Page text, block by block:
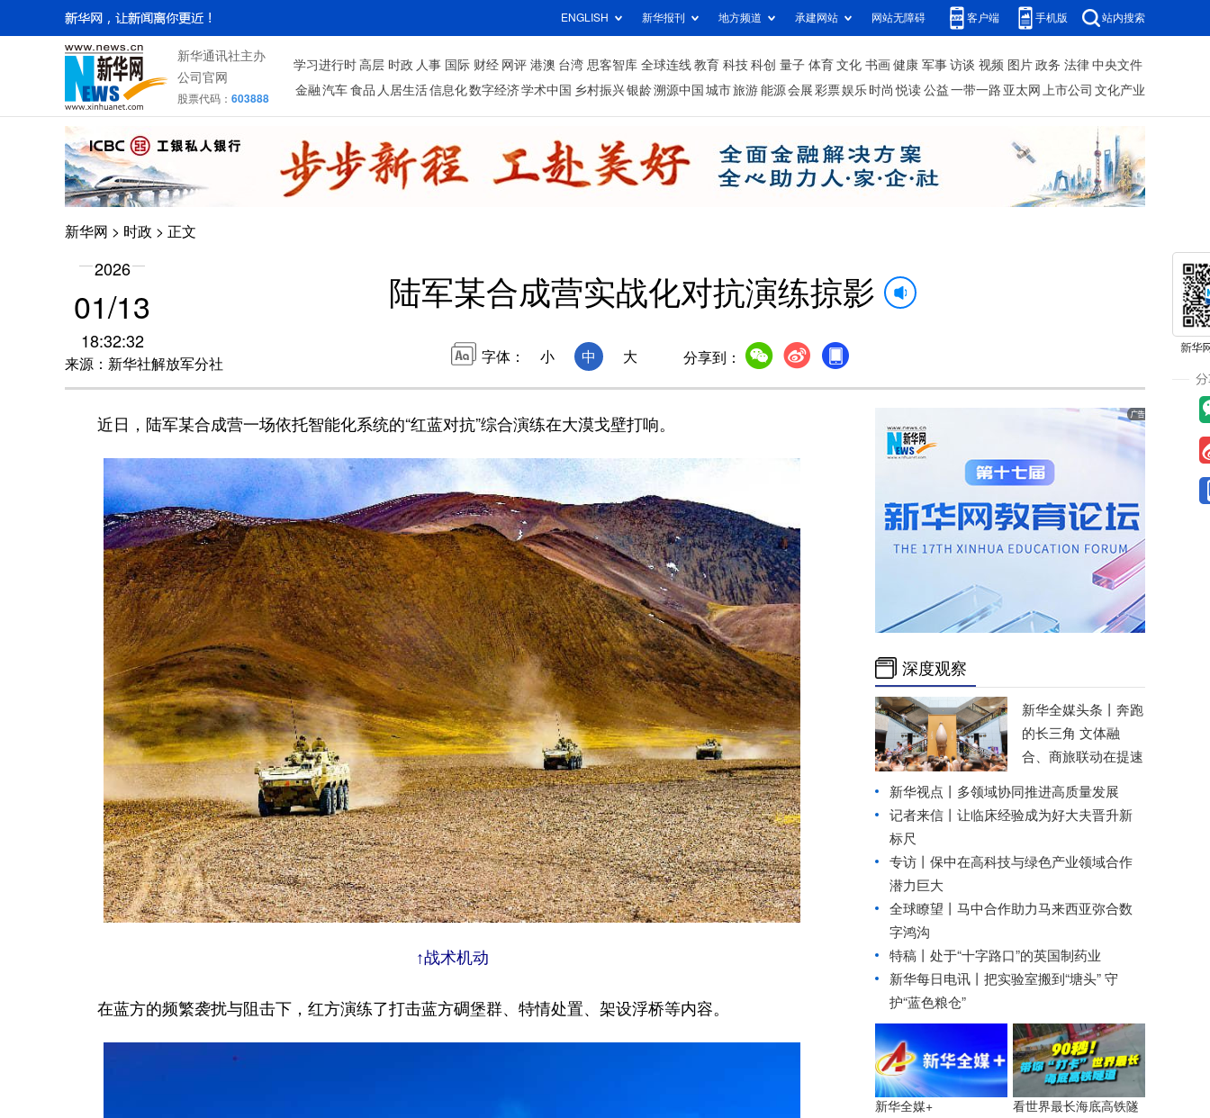
ENGLISH 新华报刊 地方频道 承建网站 网站无障碍 客户端 手机版 站内搜索
新华通讯社主办
公司官网
股票代码： 603888
学习进行时 高层 时政 人事 国际 财经 网评 港澳 台湾 思客智库 全球连线 教育 科技 科创 量子 体育 文化 书画 健康 军事 访谈 视频 图片 政务 法律 中央文件
金融 汽车 食品 人居生活信息化数字经济学术中国 乡村振兴银龄溯源中国 城市旅游 能源 会展 彩票娱乐 时尚 悦读 公益 一带一路 亚太网 上市公司 文化产业
新华网 > 时政 > 正文
2026
01/13
18:32:32
来源：新华社解放军分社
陆军某合成营实战化对抗演练掠影
字体： 小 中 大 分享到：
近日，陆军某合成营一场依托智能化系统的“红蓝对抗”综合演练在大漠戈壁打响。
↑战术机动
在蓝方的频繁袭扰与阻击下，红方演练了打击蓝方碉堡群、特情处置、架设浮桥等内容。
深度观察
新华全媒头条丨 奔跑
的长三角 文体融
合、商旅联动在提速
新华视点丨 多领域协同推进高质量发展
记者来信丨让临床经验成为好大夫晋升新
标尺
专访丨保中在高科技与绿色产业领域合作
潜力巨大
全球瞭望丨马中合作助力马来西亚弥合数
字鸿沟
特稿丨处于“十字路口”的英国制药业
新华每日电讯丨 把实验室搬到“塘头” 守
护“蓝色粮仓”
新华全媒+
看世界最长海底高铁隧